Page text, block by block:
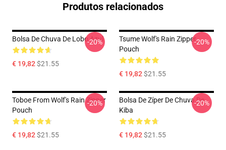
Produtos relacionados
Bolsa De Chuva De Lobo Azul
€ 19,82$21.55
-20%
Tsume Wolf's Rain Zipper
Pouch
€ 19,82$21.55
-20%
Toboe From Wolf's Rain Zipper
Pouch
€ 19,82$21.55
-20%
Bolsa De Zíper De Chuva De
Kiba
€ 19,82$21.55
-20%